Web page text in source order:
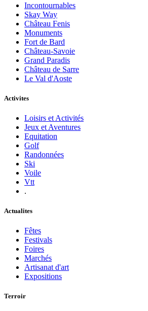
Incontournables
Skay Way
Château Fenis
Monuments
Fort de Bard
Château-Savoie
Grand Paradis
Château de Sarre
Le Val d'Aoste
Activites
Loisirs et Activités
Jeux et Aventures
Equitation
Golf
Randonnées
Ski
Voile
Vtt
.
Actualites
Fêtes
Festivals
Foires
Marchés
Artisanat d'art
Expositions
Terroir